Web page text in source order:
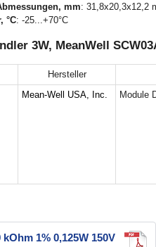
mm: 31,8x20,3x12,2
°C: -25...+70°C
3W, MeanWell
Hersteller
Mean-Well USA, Inc. Module
kOhm 1% 0,125W 150V